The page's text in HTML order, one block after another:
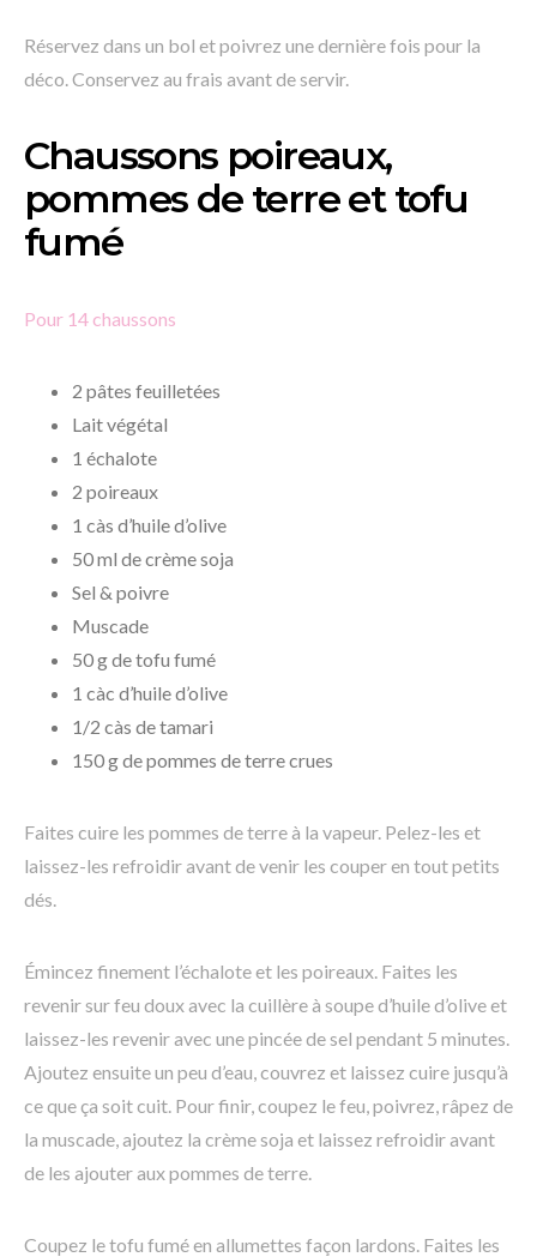
Réservez dans un bol et poivrez une dernière fois pour la
déco. Conservez au frais avant de servir.
Chaussons poireaux,
pommes de terre et tofu
fumé
Pour 14 chaussons
2 pâtes feuilletées
Lait végétal
1 échalote
2 poireaux
1 càs d’huile d’olive
50 ml de crème soja
Sel & poivre
Muscade
50 g de tofu fumé
1 càc d’huile d’olive
1/2 càs de tamari
150 g de pommes de terre crues
Faites cuire les pommes de terre à la vapeur. Pelez-les et
laissez-les refroidir avant de venir les couper en tout petits
dés.
Émincez finement l’échalote et les poireaux. Faites les
revenir sur feu doux avec la cuillère à soupe d’huile d’olive et
laissez-les revenir avec une pincée de sel pendant 5 minutes.
Ajoutez ensuite un peu d’eau, couvrez et laissez cuire jusqu’à
ce que ça soit cuit. Pour finir, coupez le feu, poivrez, râpez de
la muscade, ajoutez la crème soja et laissez refroidir avant
de les ajouter aux pommes de terre.
Coupez le tofu fumé en allumettes façon lardons. Faites les